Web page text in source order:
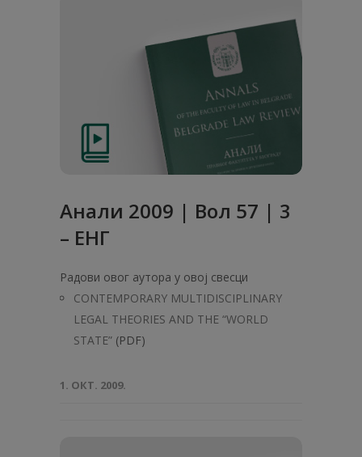
Анали 2009 | Вол 57 | 3
– ЕНГ
Радови овог аутора у овој свесци
CONTEMPORARY MULTIDISCIPLINARY
LEGAL THEORIES AND THE “WORLD
STATE” (PDF)
1. ОКТ. 2009.